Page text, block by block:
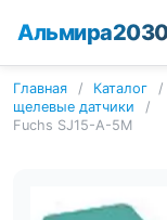
Главная / Каталог /
щелевые датчики
/
Fuchs SJ15-A-5M